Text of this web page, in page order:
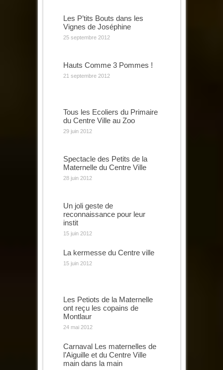
Les P’tits Bouts dans les
Vignes de Joséphine
25 septembre 2012
Hauts Comme 3 Pommes !
21 septembre 2012
Tous les Ecoliers du Primaire
du Centre Ville au Zoo
29 juin 2012
Spectacle des Petits de la
Maternelle du Centre Ville
28 juin 2012
Un joli geste de
reconnaissance pour leur
instit
15 juin 2012
La kermesse du Centre ville
15 juin 2012
Les Petiots de la Maternelle
ont reçu les copains de
Montlaur
24 mai 2012
Carnaval Les maternelles de
l’Aiguille et du Centre Ville
main dans la main